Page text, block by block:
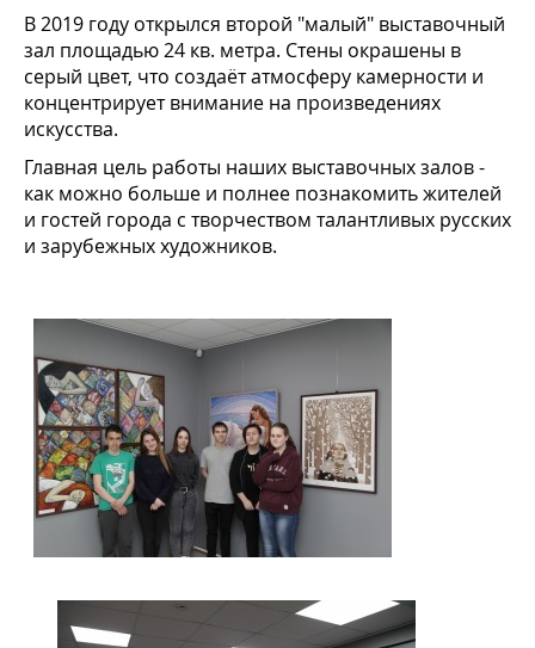
В 2019 году открылся второй "малый" выставочный
зал площадью 24 кв. метра. Стены окрашены в
серый цвет, что создаёт атмосферу камерности и
концентрирует внимание на произведениях
искусства.
Главная цель работы наших выставочных залов -
как можно больше и полнее познакомить жителей
и гостей города с творчеством талантливых русских
и зарубежных художников.